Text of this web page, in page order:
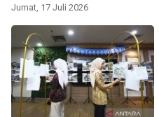
Jumat, 17 Juli 2026